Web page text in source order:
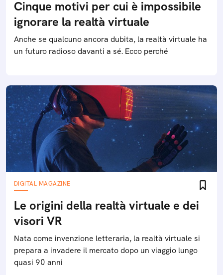
Cinque motivi per cui è impossibile
ignorare la realtà virtuale
Anche se qualcuno ancora dubita, la realtà virtuale ha
un futuro radioso davanti a sé. Ecco perché
DIGITAL MAGAZINE
Le origini della realtà virtuale e dei
visori VR
Nata come invenzione letteraria, la realtà virtuale si
prepara a invadere il mercato dopo un viaggio lungo
quasi 90 anni